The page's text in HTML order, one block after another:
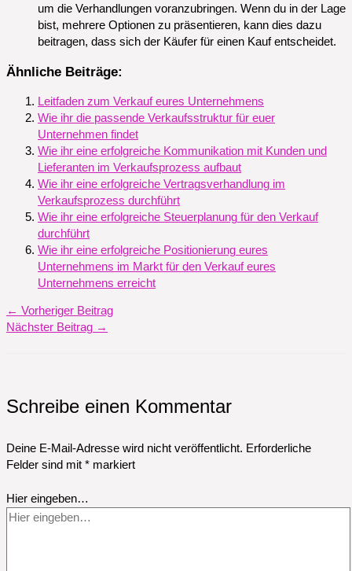
um die Verhandlungen voranzubringen. Wenn du in der Lage
bist, mehrere Optionen zu präsentieren, kann dies dazu
beitragen, dass sich der Käufer für einen Kauf entscheidet.
Ähnliche Beiträge:
Leitfaden zum Verkauf eures Unternehmens
Wie ihr die passende Verkaufsstruktur für euer
Unternehmen findet
Wie ihr eine erfolgreiche Kommunikation mit Kunden und
Lieferanten im Verkaufsprozess aufbaut
Wie ihr eine erfolgreiche Vertragsverhandlung im
Verkaufsprozess durchführt
Wie ihr eine erfolgreiche Steuerplanung für den Verkauf
durchführt
Wie ihr eine erfolgreiche Positionierung eures
Unternehmens im Markt für den Verkauf eures
Unternehmens erreicht
← Vorheriger Beitrag
Nächster Beitrag →
Schreibe einen Kommentar
Deine E-Mail-Adresse wird nicht veröffentlicht. Erforderliche
Felder sind mit * markiert
Hier eingeben…